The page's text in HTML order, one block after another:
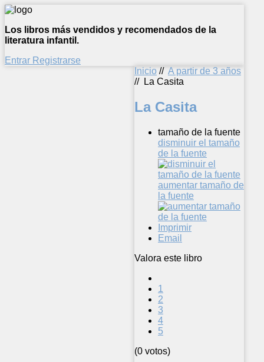
Los libros más vendidos y recomendados de la
literatura infantil.
Entrar Registrarse
Inicio // A partir de 3 años
// La Casita
La Casita
tamaño de la fuente
disminuir el tamaño
de la fuente
aumentar tamaño de
la fuente
Imprimir
Email
Valora este libro
1
2
3
4
5
(0 votos)